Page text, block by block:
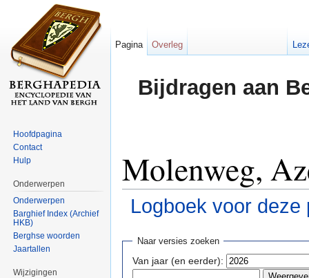
Bijdragen aan
Molenweg,
Logboek voor deze
Naar versies zoeken
Van jaar (en eerder):
Pagina Overleg
Hoofdpagina
Contact
Hulp
Onderwerpen
Onderwerpen
Barghief Index (Archief
HKB)
Berghse woorden
Jaartallen
Wijzigingen